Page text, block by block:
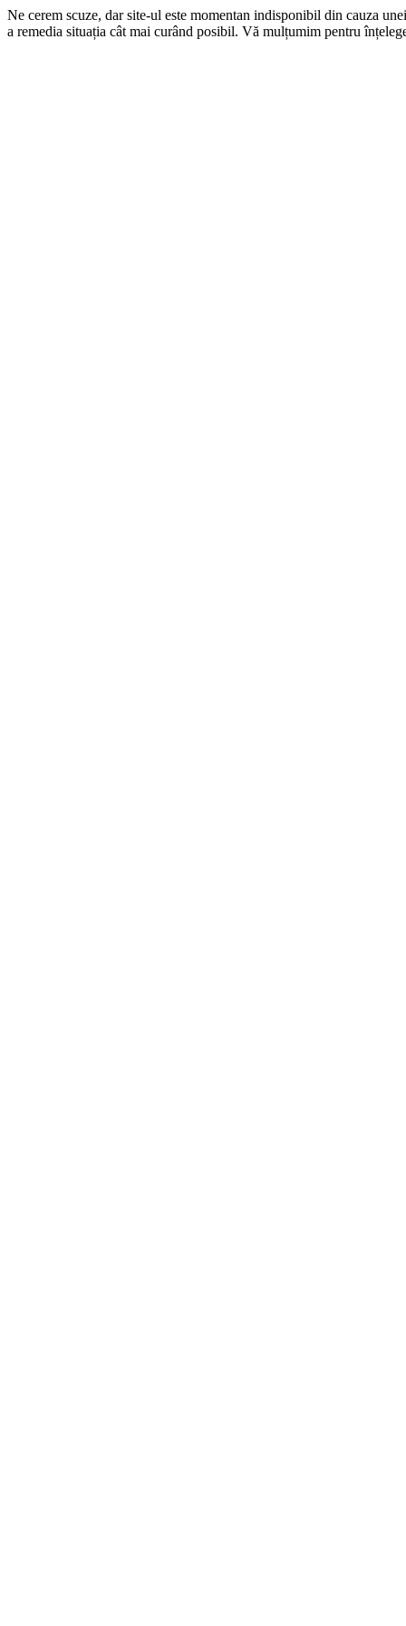
Ne cerem scuze, dar site-ul este momentan indisponibil din cauza
a remedia situația cât mai curând posibil. Vă mulțumim pentru